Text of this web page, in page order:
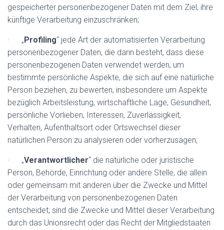
gespeicherter personenbezogener Daten mit dem Ziel, ihre
künftige Verarbeitung einzuschränken;
· „Profiling“ jede Art der automatisierten Verarbeitung
personenbezogener Daten, die darin besteht, dass diese
personenbezogenen Daten verwendet werden, um
bestimmte persönliche Aspekte, die sich auf eine natürliche
Person beziehen, zu bewerten, insbesondere um Aspekte
bezüglich Arbeitsleistung, wirtschaftliche Lage, Gesundheit,
persönliche Vorlieben, Interessen, Zuverlässigkeit,
Verhalten, Aufenthaltsort oder Ortswechsel dieser
natürlichen Person zu analysieren oder vorherzusagen;
· „Verantwortlicher“ die natürliche oder juristische
Person, Behörde, Einrichtung oder andere Stelle, die allein
oder gemeinsam mit anderen über die Zwecke und Mittel
der Verarbeitung von personenbezogenen Daten
entscheidet; sind die Zwecke und Mittel dieser Verarbeitung
durch das Unionsrecht oder das Recht der Mitgliedstaaten